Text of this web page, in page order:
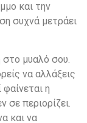
και την
συχνά μετράει
μυαλό σου.
να αλλάξεις
η
σε περιορίζει.
και να